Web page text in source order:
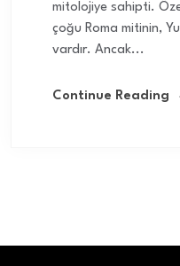
mitolojiye sahipti.
çoğu Roma mitinin,
vardır. Ancak...
Continue Reading